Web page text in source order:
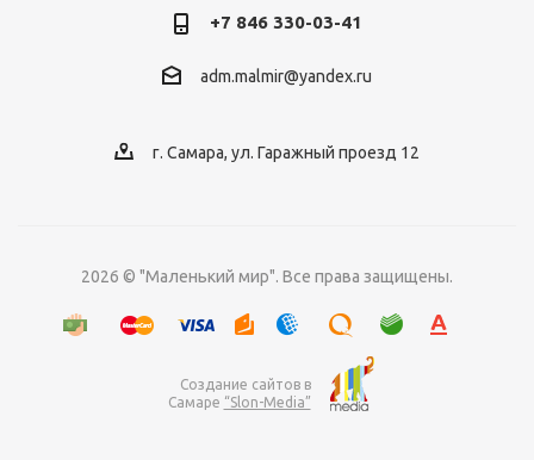
+7 846 330-03-41
adm.malmir@yandex.ru
г. Самара, ул. Гаражный проезд 12
2026 © "Маленький мир". Все права защищены.
Создание сайтов в
Самаре “Slon-Media”